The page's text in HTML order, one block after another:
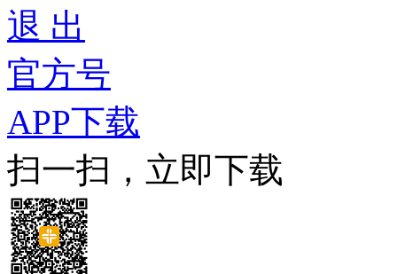
退 出
官方号
APP下载
扫一扫，立即下载